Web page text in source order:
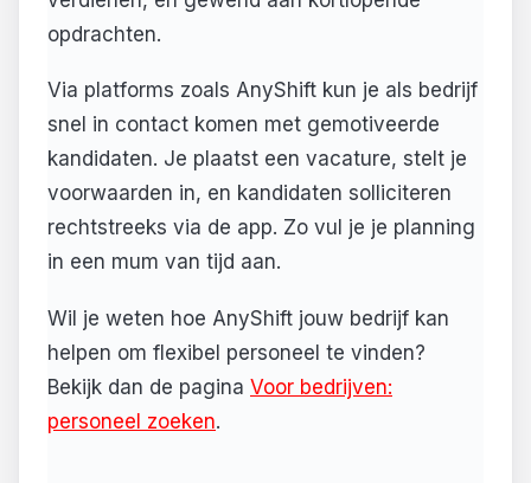
opdrachten.
Via platforms zoals AnyShift kun je als bedrijf
snel in contact komen met gemotiveerde
kandidaten. Je plaatst een vacature, stelt je
voorwaarden in, en kandidaten solliciteren
rechtstreeks via de app. Zo vul je je planning
in een mum van tijd aan.
Wil je weten hoe AnyShift jouw bedrijf kan
helpen om flexibel personeel te vinden?
Bekijk dan de pagina Voor bedrijven:
personeel zoeken.